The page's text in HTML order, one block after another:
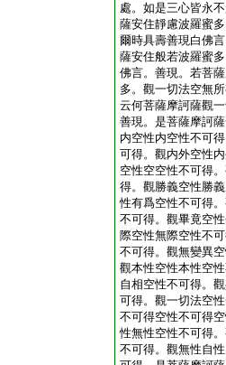
處。如是三心皆永
薩安住靜慮波羅蜜
爾時具壽善現白佛
薩安住般若波羅蜜
佛言。善現。若菩
多。觀一切法空無
云何菩薩摩訶薩觀
善現。是菩薩摩訶
内空性内空性不可
可得。觀内外空性
空性空空性不可得
得。觀勝義空性勝
性有爲空性不可得
不可得。觀畢竟空
際空性無際空性不
不可得。觀無變異
觀本性空性本性空
自相空性不可得。
可得。觀一切法空
不可得空性不可得
性無性空性不可得
不可得。觀無性自